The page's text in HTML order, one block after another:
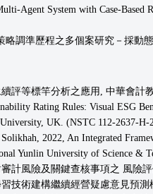
Agent System with Case-
調準歷程之多個案研究－採動
評等標竿分析之應用, 中華會計
Rating Rules: Visual ESG
UK. (NSTC 112-2637-H-
2022, An Integrated
Yunlin University of Science &
計風險及關鍵查核事項之 風險
技術建構繼續經營疑慮意見預